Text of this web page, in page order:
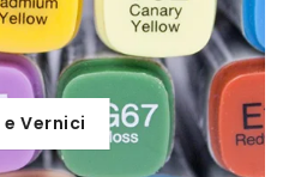
Vernici